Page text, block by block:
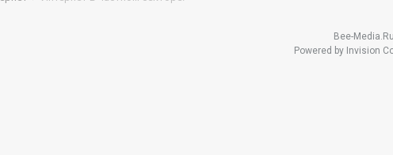
Bee-Media.Ru
Powered by Invision